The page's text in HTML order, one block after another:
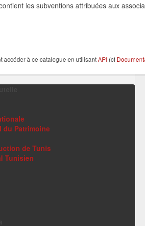
les subventions attribuées aux
accéder à ce catalogue en utilisantAPI (cf
du Patrimoine
de Tunis
Tunisien